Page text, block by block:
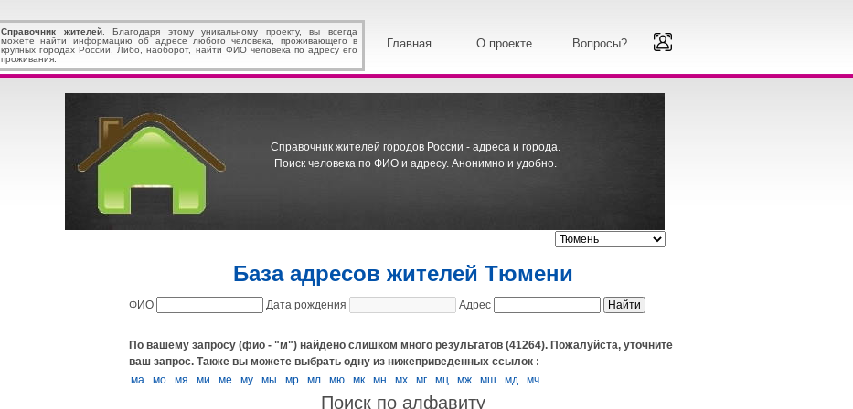
Справочник жителей. Благодаря этому уникальному проекту, вы всегда
можете найти информацию об адресе любого человека, проживающего в
крупных городах России. Либо, наоборот, найти ФИО человека по адресу его
проживания.
Главная О проекте Вопросы?
Справочник жителей городов России - адреса и города.
Поиск человека по ФИО и адресу. Анонимно и удобно.
База адресов жителей Тюмени
ФИО Дата рождения Адрес
По вашему запросу (фио - "м") найдено слишком много результатов (41264). Пожалуйста, уточните
ваш запрос. Также вы можете выбрать одну из нижеприведенных ссылок :
ма
мо мя ми ме му мы мр мл мю мк мн мх мг мц мж мш мд мч
Поиск по алфавиту